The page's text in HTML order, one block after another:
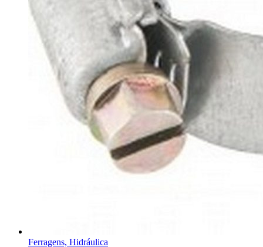
Ferragens, Hidráulica